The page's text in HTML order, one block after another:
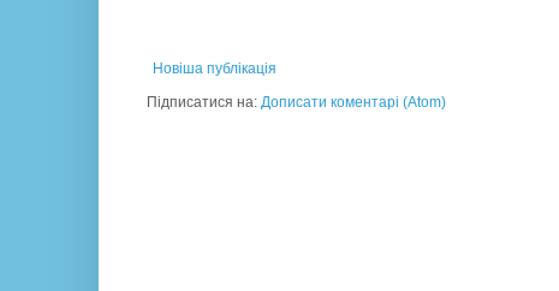
Новіша публікація
Підписатися на: Дописати коментарі (Atom)